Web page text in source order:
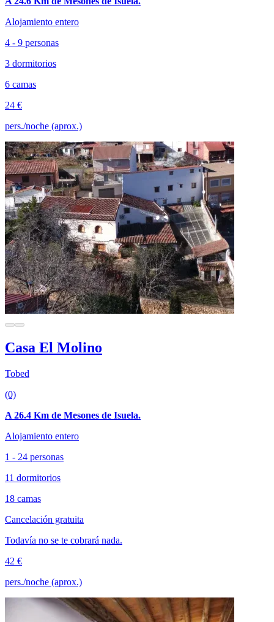
Alojamiento entero
4 - 9 personas
3 dormitorios
6 camas
24 €
pers./noche (aprox.)
Casa El Molino
Tobed
(0)
A 26.4 Km de Mesones de Isuela.
Alojamiento entero
1 - 24 personas
11 dormitorios
18 camas
Cancelación gratuita
Todavía no se te cobrará nada.
42 €
pers./noche (aprox.)